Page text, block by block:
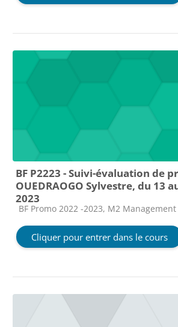
BF P2223 - Suivi-évaluation de
OUEDRAOGO Sylvestre, du 13
2023
Catégorie de cours
BF Promo 2022 -2023, M2
Cliquer pour entrer dans le cours